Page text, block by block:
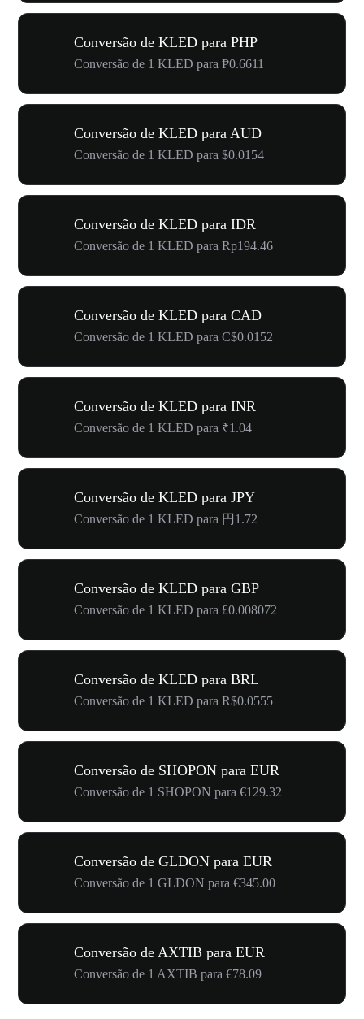
Conversão de KLED para PHP
Conversão de 1 KLED para ₱0.6611
Conversão de KLED para AUD
Conversão de 1 KLED para $0.0154
Conversão de KLED para IDR
Conversão de 1 KLED para Rp194.46
Conversão de KLED para CAD
Conversão de 1 KLED para C$0.0152
Conversão de KLED para INR
Conversão de 1 KLED para ₹1.04
Conversão de KLED para JPY
Conversão de 1 KLED para 円1.72
Conversão de KLED para GBP
Conversão de 1 KLED para £0.008072
Conversão de KLED para BRL
Conversão de 1 KLED para R$0.0555
Conversão de SHOPON para EUR
Conversão de 1 SHOPON para €129.32
Conversão de GLDON para EUR
Conversão de 1 GLDON para €345.00
Conversão de AXTIB para EUR
Conversão de 1 AXTIB para €78.09